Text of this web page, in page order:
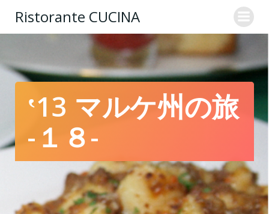
ン
テ
ン
ツ
へ
ス
キ
ッ
Ristorante CUCINA
‛13 マルケ州の旅
-１８-